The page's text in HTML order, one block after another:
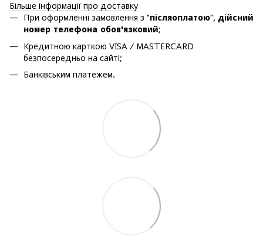
Більше інформації про доставку
При оформленні замовлення з "післяоплатою", дійсний
номер телефона обов'язковий;
Кредитною карткою VISA / MASTERCARD
безпосередньо на сайті;
Банківським платежем.